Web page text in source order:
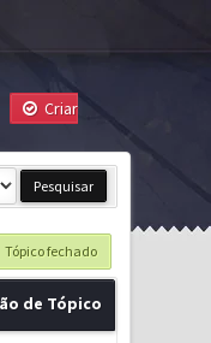
Criar
Tópico fechado
de Tópico